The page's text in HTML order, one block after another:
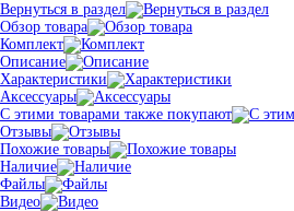
Вернуться в раздел
Обзор товара
Комплект
Описание
Характеристики
Аксессуары
С этими товарами также покупают
Отзывы
Похожие товары
Наличие
Файлы
Видео